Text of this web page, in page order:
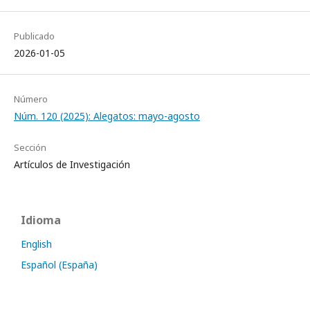
Publicado
2026-01-05
Número
Núm. 120 (2025): Alegatos: mayo-agosto
Sección
Artículos de Investigación
Idioma
English
Español (España)